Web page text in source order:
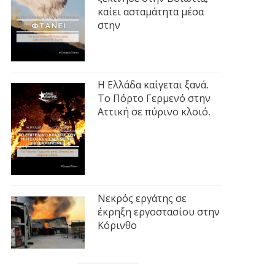
καίει ασταμάτητα μέσα
στην
Η Ελλάδα καίγεται ξανά.
Το Πόρτο Γερμενό στην
Αττική σε πύρινο κλοιό.
Νεκρός εργάτης σε
έκρηξη εργοστασίου στην
Κόρινθο